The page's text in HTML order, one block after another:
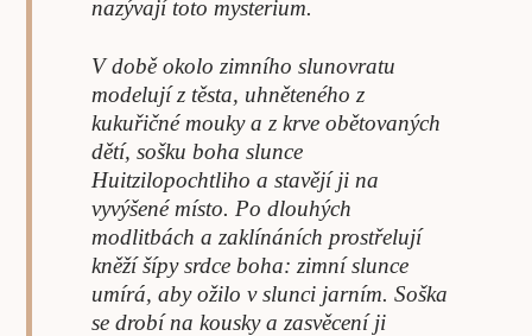
nazývají toto mysterium.
V době okolo zimního slunovratu
modelují z těsta, uhněteného z
kukuřičné mouky a z krve obětovaných
dětí, sošku boha slunce
Huitzilopochtliho a stavějí ji na
vyvýšené místo. Po dlouhých
modlitbách a zaklínáních prostřelují
kněží šípy srdce boha: zimní slunce
umírá, aby ožilo v slunci jarním. Soška
se drobí na kousky a zasvěcení ji